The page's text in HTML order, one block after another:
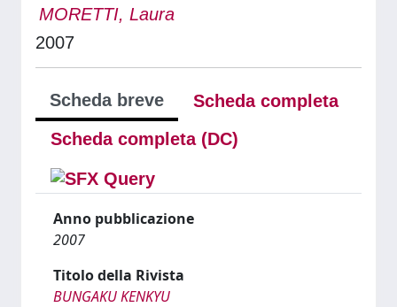
MORETTI, Laura
2007
Scheda breve
Scheda completa
Scheda completa (DC)
Anno pubblicazione
2007
Titolo della Rivista
BUNGAKU KENKYU